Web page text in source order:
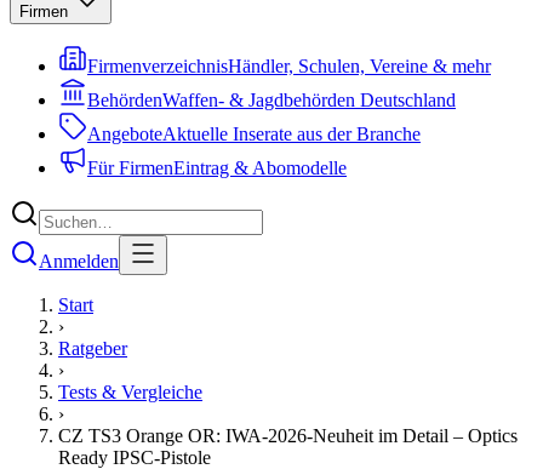
Firmen
FirmenverzeichnisHändler, Schulen, Vereine & mehr
BehördenWaffen- & Jagdbehörden Deutschland
AngeboteAktuelle Inserate aus der Branche
Für FirmenEintrag & Abomodelle
Anmelden
Start
›
Ratgeber
›
Tests & Vergleiche
›
CZ TS3 Orange OR: IWA-2026-Neuheit im Detail – Optics
Ready IPSC-Pistole